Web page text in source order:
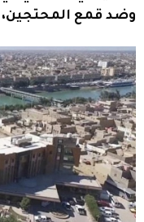
وضد قمع